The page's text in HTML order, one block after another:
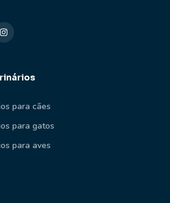
para cães
para gatos
para aves